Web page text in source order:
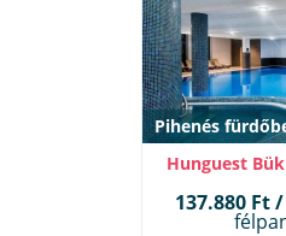
Pihenés
Hunguest
137.880 Ft